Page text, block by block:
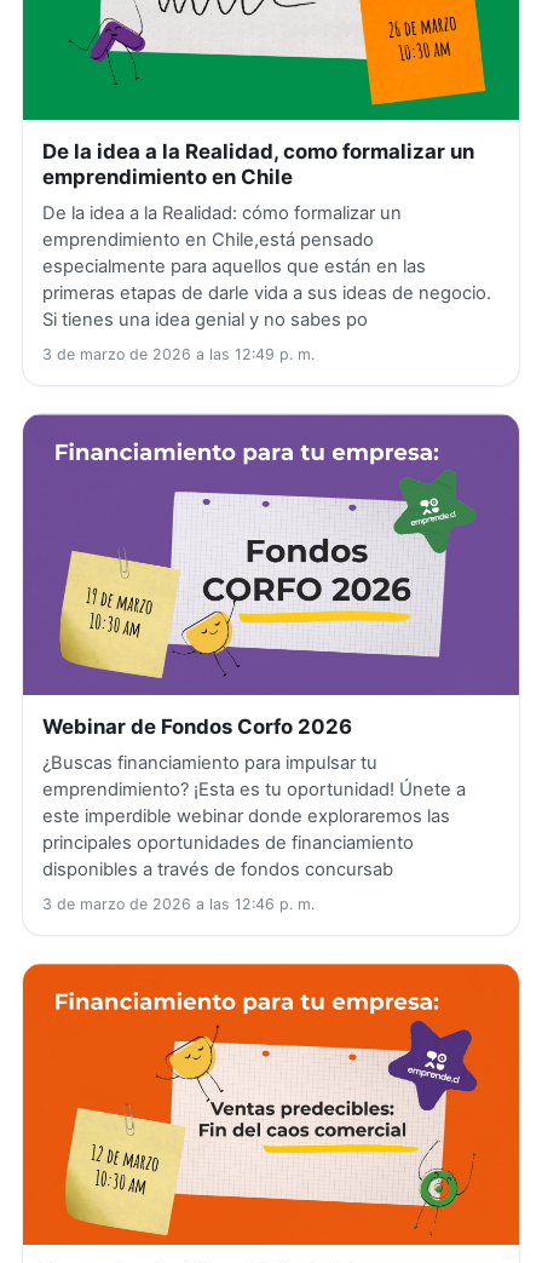
De la idea a la Realidad, como formalizar un
emprendimiento en Chile
De la idea a la Realidad: cómo formalizar un
emprendimiento en Chile,está pensado
especialmente para aquellos que están en las
primeras etapas de darle vida a sus ideas de negocio.
Si tienes una idea genial y no sabes po
3 de marzo de 2026 a las 12:49 p. m.
Webinar de Fondos Corfo 2026
¿Buscas financiamiento para impulsar tu
emprendimiento? ¡Esta es tu oportunidad! Únete a
este imperdible webinar donde exploraremos las
principales oportunidades de financiamiento
disponibles a través de fondos concursab
3 de marzo de 2026 a las 12:46 p. m.